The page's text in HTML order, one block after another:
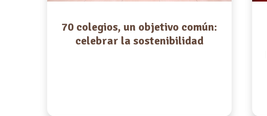
70 colegios, un objetivo común:
celebrar la sostenibilidad